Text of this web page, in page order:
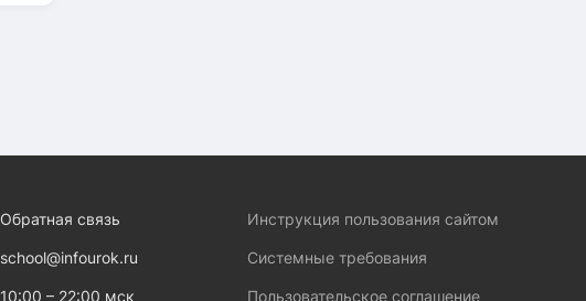
Обратная связь
school@infourok.ru
10:00 – 22:00 мск
Инструкция пользования сайтом
Системные требования
Пользовательское соглашение